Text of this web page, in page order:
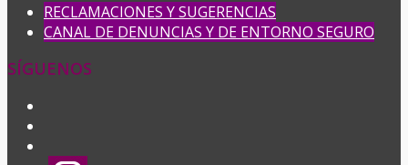
RECLAMACIONES Y SUGERENCIAS
CANAL DE DENUNCIAS Y DE ENTORNO SEGURO
SÍGUENOS